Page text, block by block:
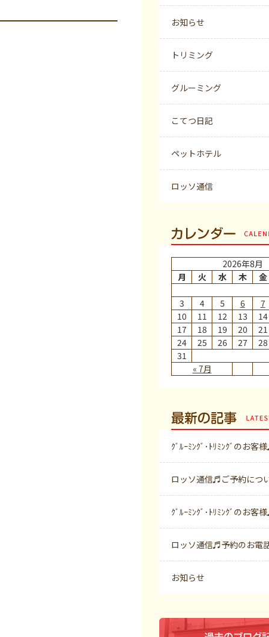
お知らせ
トリミング
グルーミング
こてつ日記
ペットホテル
ロッソ通信
カレンダー
2026年8月
月
火 水 木 金
« 7月
3 4 5 6
7
10
11 12 13
14
17
18 19 20
21
24
25 26 27
28
31
最新の記事
ｸﾞﾙｰﾐﾝｸﾞ･ﾄﾘﾐﾝｸﾞのお客
ロッソ通信♬ご予約につ
ｸﾞﾙｰﾐﾝｸﾞ･ﾄﾘﾐﾝｸﾞのお客
ロッソ通信♬予約のお電
お知らせ